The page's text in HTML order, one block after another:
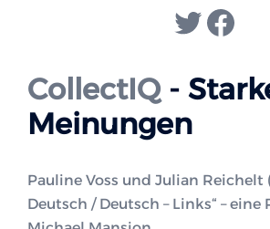
Twitter
CollectIQ-
Meinungen
Pauline Voss und Julian Reichelt
Deutsch / Deutsch – Links“ – eine